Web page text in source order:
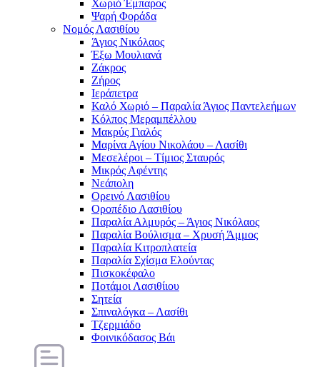
Χωριό Έμπαρος
Ψαρή Φοράδα
Νομός Λασιθίου
Άγιος Νικόλαος
Έξω Μουλιανά
Ζάκρος
Ζήρος
Ιεράπετρα
Καλό Χωριό – Παραλία Άγιος Παντελεήμων
Κόλπος Μεραμπέλλου
Μακρύς Γιαλός
Μαρίνα Αγίου Νικολάου – Λασίθι
Μεσελέροι – Τίμιος Σταυρός
Μικρός Αφέντης
Νεάπολη
Ορεινό Λασιθίου
Οροπέδιο Λασιθίου
Παραλία Αλμυρός – Άγιος Νικόλαος
Παραλία Βούλισμα – Χρυσή Άμμος
Παραλία Κιτροπλατεία
Παραλία Σχίσμα Ελούντας
Πισκοκέφαλο
Ποτάμοι Λασιθίιου
Σητεία
Σπιναλόγκα – Λασίθι
Τζερμιάδο
Φοινικόδασος Βάι